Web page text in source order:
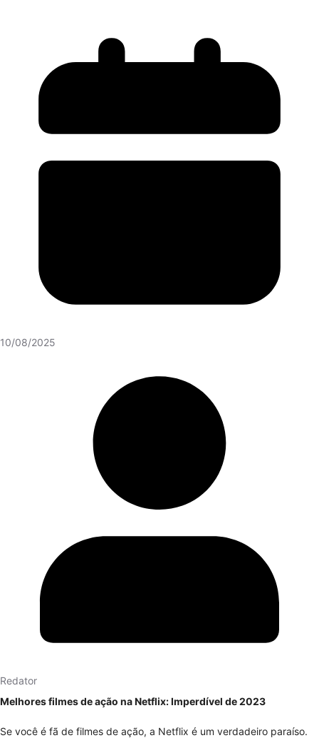
10/08/2025
Redator
Melhores filmes de ação na Netflix: Imperdível de 2023
Se você é fã de filmes de ação, a Netflix é um verdadeiro paraíso.